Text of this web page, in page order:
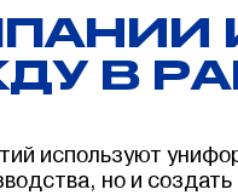
В
используют
но и